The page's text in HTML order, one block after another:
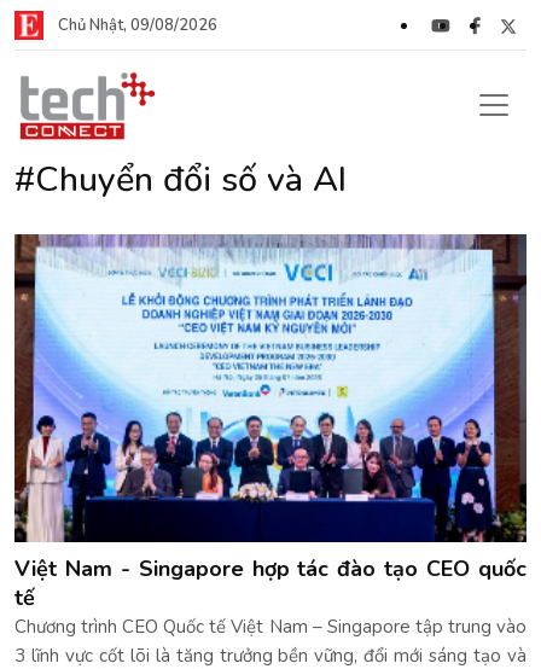
Chủ Nhật, 09/08/2026
#Chuyển đổi số và AI
Việt Nam - Singapore hợp tác đào tạo CEO quốc
tế
Chương trình CEO Quốc tế Việt Nam – Singapore tập trung vào
3 lĩnh vực cốt lõi là tăng trưởng bền vững, đổi mới sáng tạo và